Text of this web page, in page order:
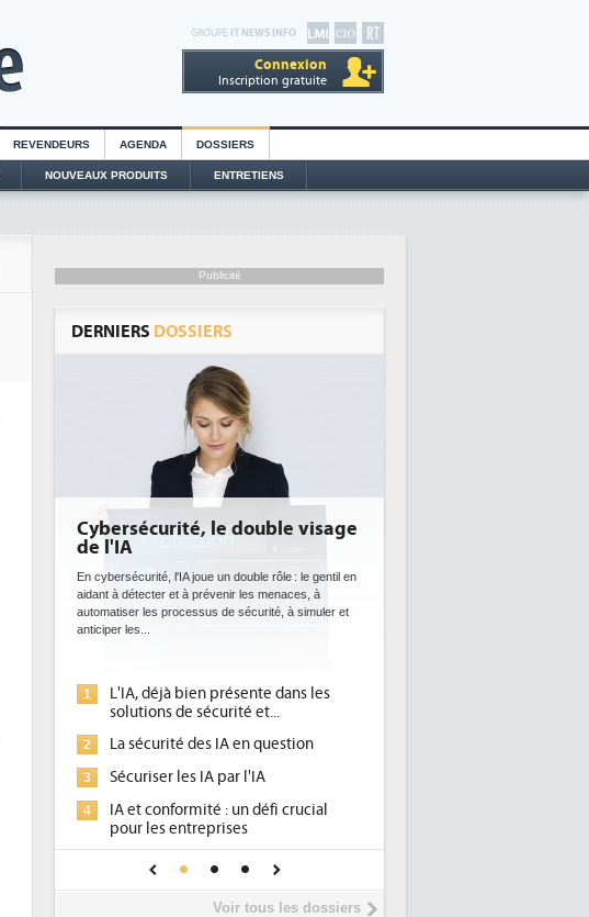
GROUPE IT NEWS INFO
Connexion
Inscription gratuite
REVENDEURS AGENDA DOSSIERS
NOUVEAUX PRODUITS ENTRETIENS
Publicité
DERNIERS DOSSIERS
Cybersécurité, le double visage
de l'IA
En cybersécurité, l'IA joue un double rôle : le gentil en
aidant à détecter et à prévenir les menaces, à
automatiser les processus de sécurité, à simuler et
anticiper les...
L'IA, déjà bien présente dans les
solutions de sécurité et...
La sécurité des IA en question
Sécuriser les IA par l'IA
IA et conformité : un défi crucial
pour les entreprises
Une IA de confiance pour une IA
plus sûre ?
Voir tous les dossiers